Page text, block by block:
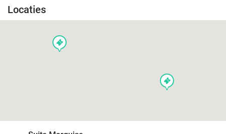
Locaties
events
events